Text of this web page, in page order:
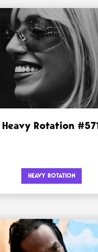
Heavy Rotation
HEAVY ROTATION